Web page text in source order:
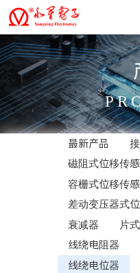
最新产品
磁阻式位移传
容栅式位移传
差动变压器式
衰减器
片
线绕电阻器
线绕电位器